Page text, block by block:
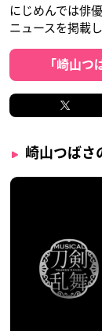
にじめんでは俳
ニュースを掲載
「崎山つ
崎山つばさ